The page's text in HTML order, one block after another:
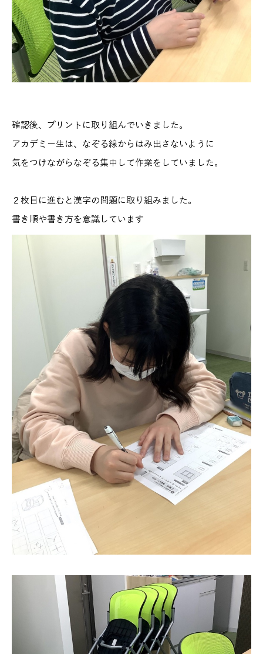
確認後、プリントに取り組んでいきました。
アカデミー生は、なぞる線からはみ出さないように
気をつけながらなぞる集中して作業をしていました。
２枚目に進むと漢字の問題に取り組みました。
書き順や書き方を意識しています